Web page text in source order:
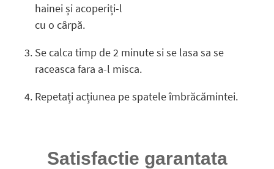
hainei și acoperiți-l
cu o cârpă.
Se calca timp de 2 minute si se lasa sa se
raceasca fara a-l misca.
Repetați acțiunea pe spatele îmbrăcămintei.
Satisfactie garantata